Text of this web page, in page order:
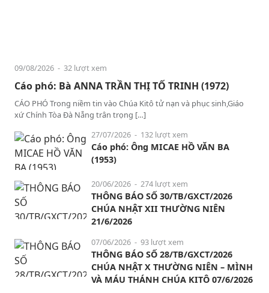
09/08/2026 - 32 lượt xem
Cáo phó: Bà ANNA TRẦN THỊ TỐ TRINH (1972)
CÁO PHÓ Trong niềm tin vào Chúa Kitô tử nạn và phục sinh,Giáo
xứ Chính Tòa Đà Nẵng trân trọng […]
27/07/2026 - 132 lượt xem
Cáo phó: Ông MICAE HỒ VĂN BA
(1953)
20/06/2026 - 274 lượt xem
THÔNG BÁO SỐ 30/TB/GXCT/2026
CHÚA NHẬT XII THƯỜNG NIÊN
21/6/2026
07/06/2026 - 93 lượt xem
THÔNG BÁO SỐ 28/TB/GXCT/2026
CHÚA NHẬT X THƯỜNG NIÊN – MÌNH
VÀ MÁU THÁNH CHÚA KITÔ 07/6/2026